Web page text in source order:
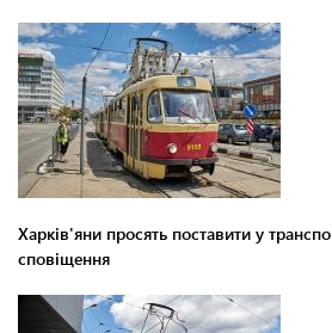
Харків'яни просять поставити у
сповіщення